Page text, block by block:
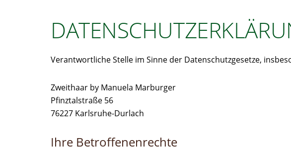
Verantwortliche Stelle im Sinne der Datenschutzgesetze,
Zweithaar by Manuela Marburger
Pfinztalstraße 56
76227 Karlsruhe-Durlach
Ihre Betroffenenrechte